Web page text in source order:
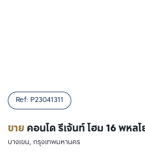
ขาย คอนโด รีเจ้นท์ โฮม 16 พหลโ
Ref: P23041311
บางเขน, กรุงเทพมหานคร